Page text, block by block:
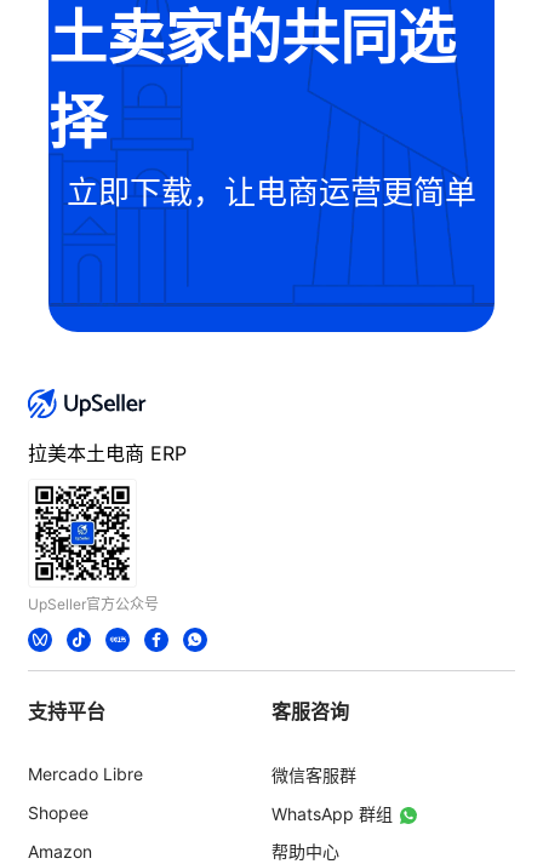
土卖家的共同选
择
立即下载，让电商运营更简单
拉美本土电商 ERP
UpSeller官方公众号
支持平台
Mercado Libre
Shopee
Amazon
客服咨询
微信客服群
WhatsApp 群组
帮助中心